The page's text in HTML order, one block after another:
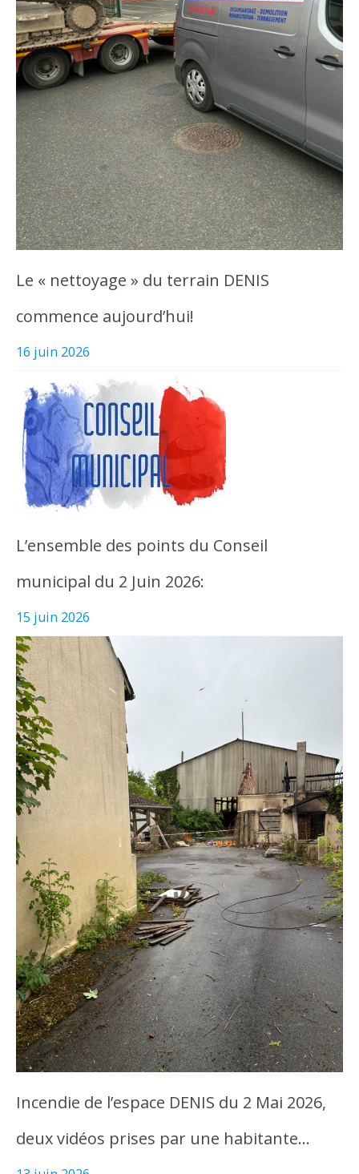
Le « nettoyage » du terrain DENIS
commence aujourd’hui!
16 juin 2026
L’ensemble des points du Conseil
municipal du 2 Juin 2026:
15 juin 2026
Incendie de l’espace DENIS du 2 Mai 2026,
deux vidéos prises par une habitante…